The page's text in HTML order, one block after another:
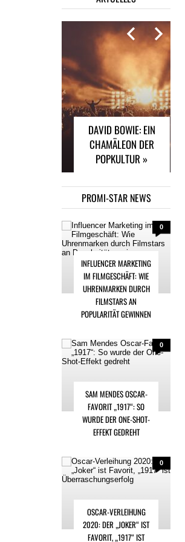
DAVID BOWIE: EIN
CHAMÄLEON DER
POPKULTUR »
PROMI-STAR NEWS
0
INFLUENCER MARKETING
IM FILMGESCHÄFT: WIE
UHRENMARKEN DURCH
FILMSTARS AN
POPULARITÄT GEWINNEN
0
SAM MENDES OSCAR-
FAVORIT „1917“: SO
WURDE DER ONE-SHOT-
EFFEKT GEDREHT
0
OSCAR-VERLEIHUNG
2020: DER „JOKER“ IST
FAVORIT, „1917“ IST